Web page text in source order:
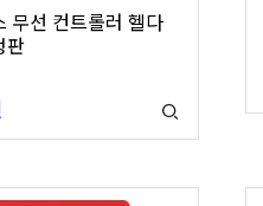
무선 컨트롤러 헬다
판